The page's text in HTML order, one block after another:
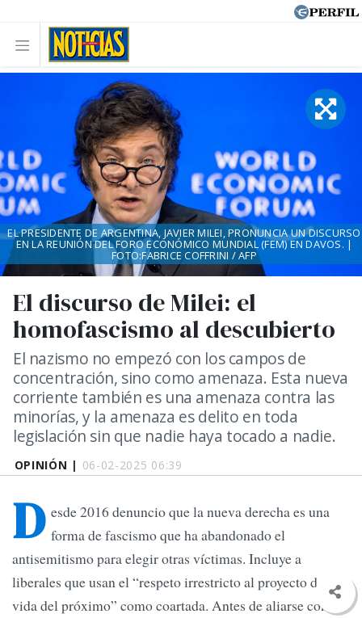
OPINIÓN | 06-02-2025 06:39
El discurso de Milei: el
homofascismo al descubierto
El nazismo no empezó con los campos de
concentración, sino como amenaza. Esta nueva
corriente también es una amenaza contra las
minorías, y la amenaza es delito en toda
legislación sin que nadie haya tocado a nadie.
EL PRESIDENTE DE ARGENTINA, JAVIER MILEI, PRONUNCIA UN DISCURSO
EN LA REUNIÓN DEL FORO ECONÓMICO MUNDIAL (FEM) EN DAVOS. |
FOTO:FABRICE COFFRINI / AFP
D esde 2016 denuncio que la nueva derecha es una
forma de fascismo que ha abandonado el
antisemitismo para elegir otras víctimas. Incluye a
liberales que usan el “respeto irrestricto al proyecto de
vida del próximo” como coartada. Antes de aliarse con